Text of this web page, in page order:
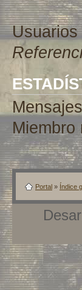
Portal » Índice